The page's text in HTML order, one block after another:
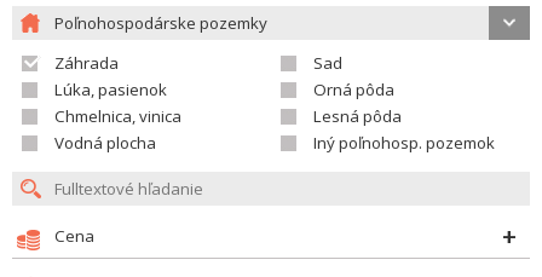
Poľnohospodárske pozemky
Záhrada
Sad
Lúka, pasienok
Orná pôda
Chmelnica, vinica
Lesná pôda
Vodná plocha
Iný poľnohosp. pozemok
Cena